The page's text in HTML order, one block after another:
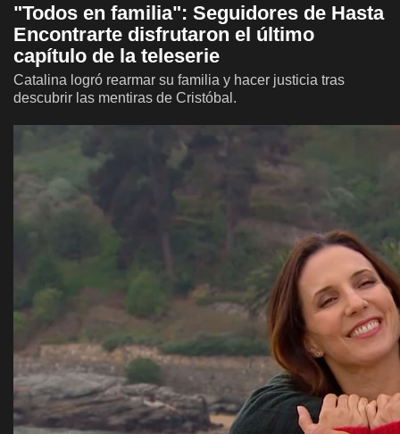
"Todos en familia": Seguidores de Hasta
Encontrarte disfrutaron el último
capítulo de la teleserie
Catalina logró rearmar su familia y hacer justicia tras
descubrir las mentiras de Cristóbal.